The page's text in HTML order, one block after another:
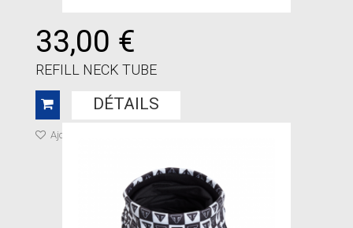
33,00 €
REFILL NECK TUBE
DÉTAILS
Ajouter à ma liste de cadeaux